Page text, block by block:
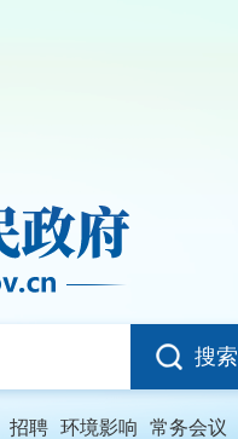
搜索
招聘 环境影响 常务会议